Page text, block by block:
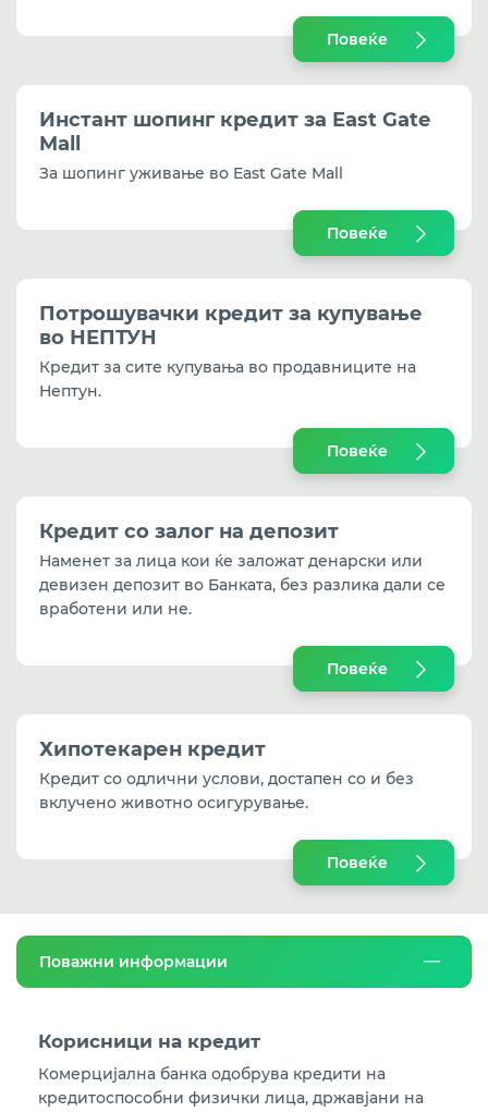
Повеќе
Инстант шопинг кредит за East Gate
Mall
За шопинг уживање во East Gate Mall
Повеќе
Потрошувачки кредит за купување
во НЕПТУН
Кредит за сите купувања во продавниците на
Нептун.
Повеќе
Кредит со залог на депозит
Наменет за лица кои ќе заложат денарски или
девизен депозит во Банката, без разлика дали се
вработени или не.
Повеќе
Хипотекарен кредит
Кредит со одлични услови, достапен со и без
вклучено животно осигурување.
Повеќе
Поважни информации
Корисници на кредит
Комерцијална банка одобрува кредити на
кредитоспособни физички лица, државјани на